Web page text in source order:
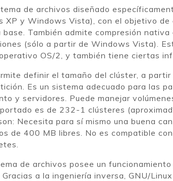
de archivos diseñado
XP y Windows Vista), con el objetivo
base. También admite compresión
(sólo a partir de Windows Vista).
OS/2, y también tiene ciertas
definir el tamaño del clúster, a
Es un sistema adecuado para las
y servidores. Puede manejar
es de 232-1 clústeres
Necesita para sí mismo una buena
de 400 MB libres. No es compatible
de archivos posee un
Gracias a la ingeniería inversa, GNU/